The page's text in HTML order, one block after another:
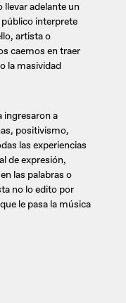
adelante un
interprete
artista o
caemos en traer
la masividad
ingresaron a
positivismo,
las experiencias
de expresión,
las palabras o
no lo edito por
le pasa la música